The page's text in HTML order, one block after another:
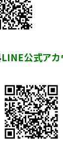
LINE公式アカ